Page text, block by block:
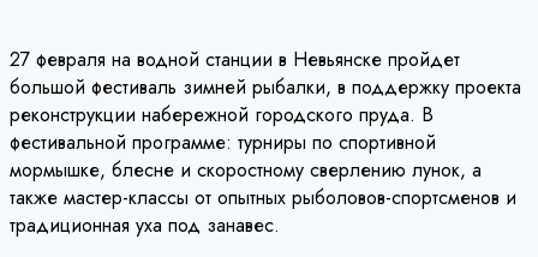
27 февраля на водной станции в Невьянске пройдет
большой фестиваль зимней рыбалки, в поддержку проекта
реконструкции набережной городского пруда. В
фестивальной программе: турниры по спортивной
мормышке, блесне и скоростному сверлению лунок, а
также мастер-классы от опытных рыболовов-спортсменов и
традиционная уха под занавес.